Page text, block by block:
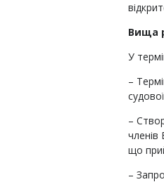
Вища
У
–
–
членів
що
–